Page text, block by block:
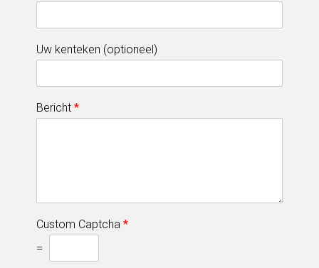
Uw kenteken (optioneel)
Bericht *
Custom Captcha *
=